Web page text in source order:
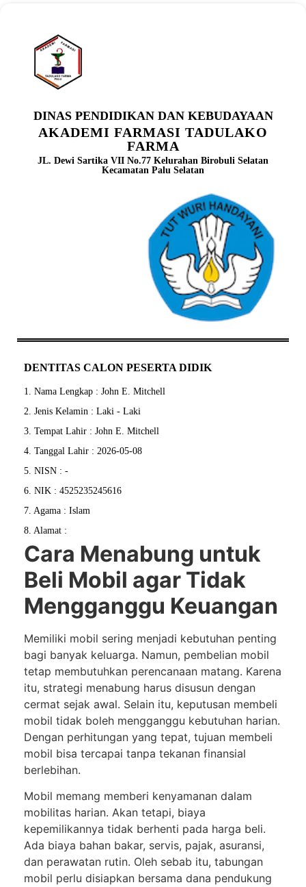
DINAS PENDIDIKAN DAN KEBUDAYAAN
AKADEMI FARMASI TADULAKO
FARMA
JL. Dewi Sartika VII No.77 Kelurahan Birobuli Selatan
Kecamatan Palu Selatan
DENTITAS CALON PESERTA DIDIK
1. Nama Lengkap : John E. Mitchell
2. Jenis Kelamin : Laki - Laki
3. Tempat Lahir : John E. Mitchell
4. Tanggal Lahir : 2026-05-08
5. NISN : -
6. NIK : 4525235245616
7. Agama : Islam
8. Alamat :
Cara Menabung untuk
Beli Mobil agar Tidak
Mengganggu Keuangan
Memiliki mobil sering menjadi kebutuhan penting
bagi banyak keluarga. Namun, pembelian mobil
tetap membutuhkan perencanaan matang. Karena
itu, strategi menabung harus disusun dengan
cermat sejak awal. Selain itu, keputusan membeli
mobil tidak boleh mengganggu kebutuhan harian.
Dengan perhitungan yang tepat, tujuan membeli
mobil bisa tercapai tanpa tekanan finansial
berlebihan.
Mobil memang memberi kenyamanan dalam
mobilitas harian. Akan tetapi, biaya
kepemilikannya tidak berhenti pada harga beli.
Ada biaya bahan bakar, servis, pajak, asuransi,
dan perawatan rutin. Oleh sebab itu, tabungan
mobil perlu disiapkan bersama dana pendukung